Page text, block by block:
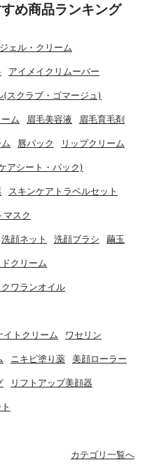
め商品ランキング
ェル・クリーム
アイメイクリムーバー
(スクラブ・ゴマージュ)
ム 眉毛美容液 眉毛育毛剤
唇パック リップクリーム
アシート・パック)
スキンケアトラベルセット
マスク
洗顔ネット 洗顔ブラシ 繭玉
クリーム
クワランオイル
イトクリーム ワセリン
ニキビ塗り薬 美顔ローラー
リフトアップ美顔器
カテゴリ一覧へ